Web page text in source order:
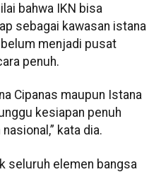
bahwa IKN bisa
sebagai kawasan istana
menjadi pusat
penuh.
Cipanas maupun Istana
kesiapan penuh
kata dia.
seluruh elemen bangsa